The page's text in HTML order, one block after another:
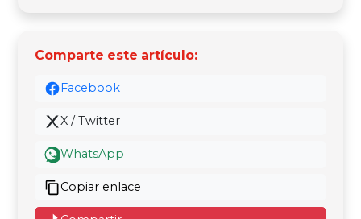
Comparte este artículo:
Facebook
X / Twitter
WhatsApp
Copiar enlace